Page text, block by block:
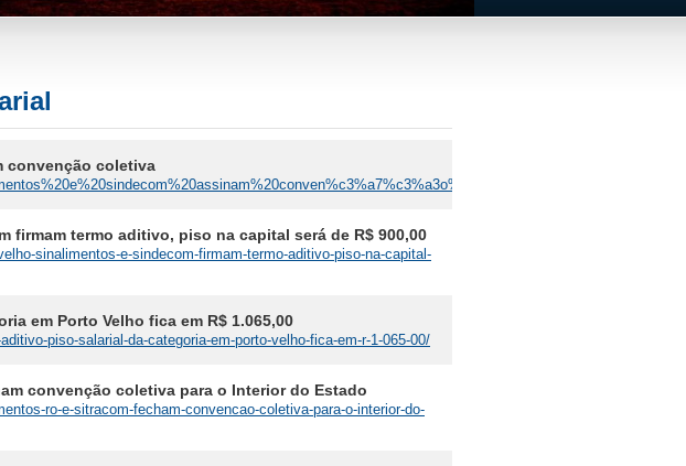
convenção coletiva
firmam termo aditivo, piso na capital será de R$ 900,00
sinalimentos-e-sindecom-firmam-termo-aditivo-piso-na-capital-
em Porto Velho fica em R$ 1.065,00
piso-salarial-da-categoria-em-porto-velho-fica-em-r-1-065-00/
convenção coletiva para o Interior do Estado
ro-e-sitracom-fecham-convencao-coletiva-para-o-interior-do-